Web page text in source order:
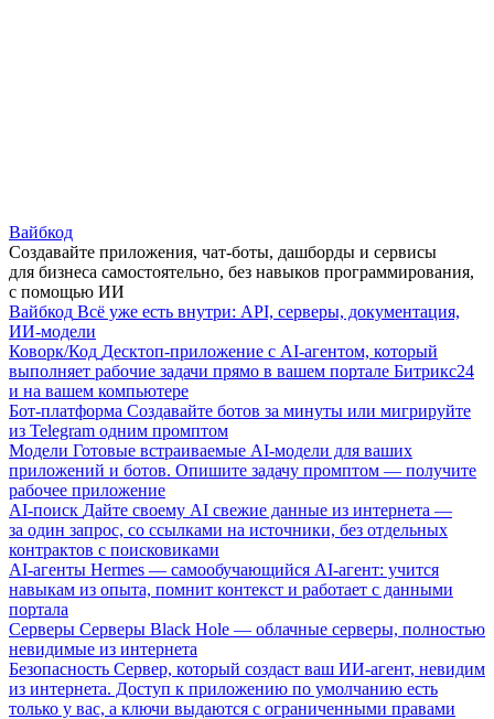
Вайбкод
Создавайте приложения, чат-боты, дашборды и сервисы
для бизнеса самостоятельно, без навыков программирования,
с помощью ИИ
Вайбкод Всё уже есть внутри: API, серверы, документация,
ИИ-модели
Коворк/Код Десктоп-приложение с AI-агентом, который
выполняет рабочие задачи прямо в вашем портале Битрикс24
и на вашем компьютере
Бот-платформа Создавайте ботов за минуты или мигрируйте
из Telegram одним промптом
Модели Готовые встраиваемые AI-модели для ваших
приложений и ботов. Опишите задачу промптом — получите
рабочее приложение
AI-поиск Дайте своему AI свежие данные из интернета —
за один запрос, со ссылками на источники, без отдельных
контрактов с поисковиками
AI-агенты Hermes — самообучающийся AI-агент: учится
навыкам из опыта, помнит контекст и работает с данными
портала
Серверы Серверы Black Hole — облачные серверы, полностью
невидимые из интернета
Безопасность Сервер, который создаст ваш ИИ-агент, невидим
из интернета. Доступ к приложению по умолчанию есть
только у вас, а ключи выдаются с ограниченными правами